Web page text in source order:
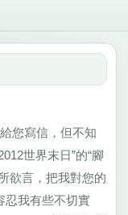
您寫信，但不知
世界末日”的“腳
欲言，把我對您的
忍我有些不切實